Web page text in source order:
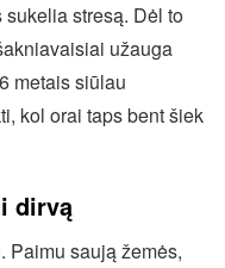
stresą. Dėl to
užauga
metais siūlau
kol orai taps bent šiek
dirvą
Paimu saują žemės,